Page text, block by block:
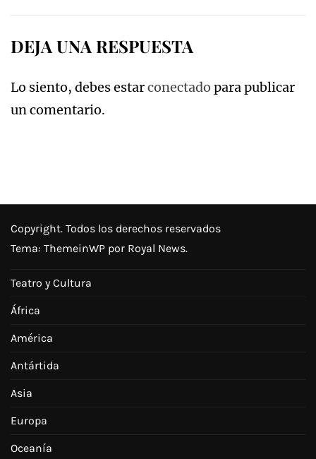
DEJA UNA RESPUESTA
Lo siento, debes estarconectado para publicar
un comentario.
Copyright. Todos los derechos reservados
Tema: ThemeinWP por Royal News.
Teatro y Cultura
África
América
Antártida
Asia
Europa
Oceanía